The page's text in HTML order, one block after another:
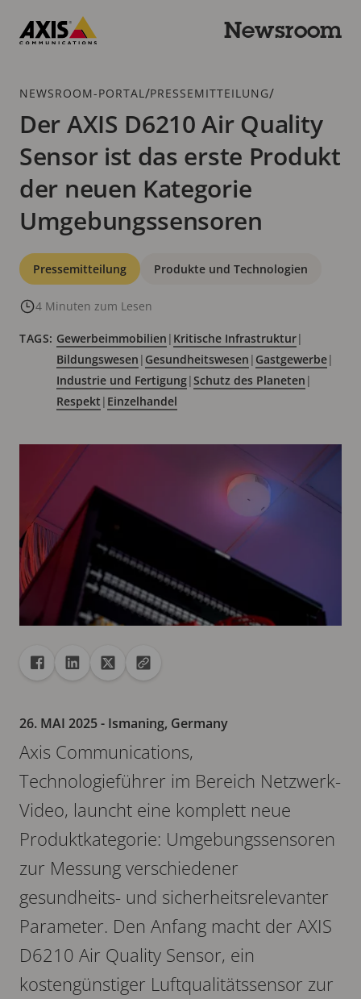
Hauptinhalt
springen
Newsroom
Breadcrumb
NEWSROOM-PORTAL /PRESSEMITTEILUNG/
Der AXIS D6210 Air Quality
Sensor ist das erste Produkt
der neuen Kategorie
Umgebungssensoren
Kategorien
Pressemitteilung Produkte und Technologien
4 Minuten zum Lesen
TAGS: Gewerbeimmobilien | Kritische Infrastruktur|
Bildungswesen | Gesundheitswesen | Gastgewerbe|
Industrie und Fertigung|Schutz des Planeten |
Respekt | Einzelhandel
Freigabe
Teilen auf Facebook
Teilen auf Linkedin
Teilen auf XURL in die Zwischenablage kopieren
26. MAI 2025- Ismaning, Germany
Axis Communications,
Technologieführer im Bereich Netzwerk-
Video, launcht eine komplett neue
Produktkategorie: Umgebungssensoren
zur Messung verschiedener
gesundheits- und sicherheitsrelevanter
Parameter. Den Anfang macht der AXIS
D6210 Air Quality Sensor, ein
kostengünstiger Luftqualitätssensor zur